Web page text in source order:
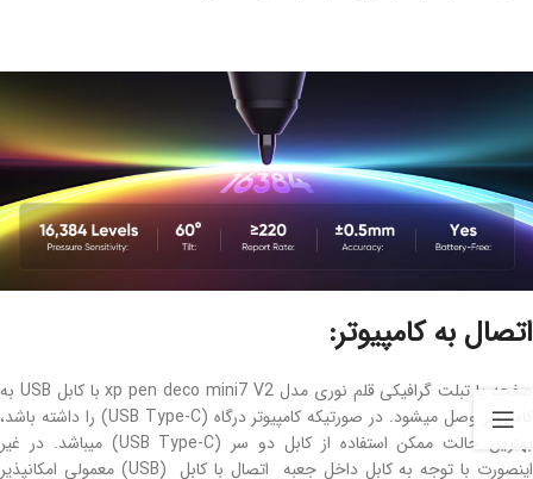
اتصال به کامپیوتر:
صفحه یا تبلت گرافیکی قلم نوری مدل xp pen deco mini7 V2 با کابل USB به
کامپیوتر وصل میشود. در صورتیکه کامپیوتر درگاه (USB Type-C) را داشته باشد،
بهترین حالت ممکن استفاده از کابل دو سر (USB Type-C) میباشد. در غیر
اینصورت با توجه به کابل داخل جعبه اتصال با کابل (USB) معمولی امکانپذیر